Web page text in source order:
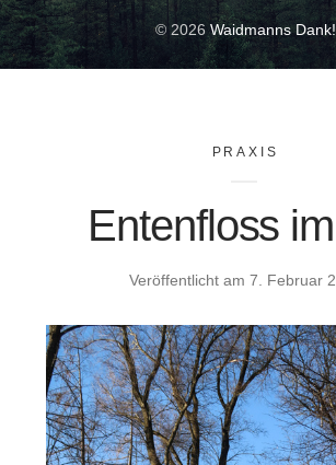
© 2026Waidmanns Dank!
PRAXIS
Entenfloss
Veröffentlicht am 7. Februar